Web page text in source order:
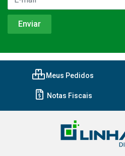
Meus Pedidos
Notas Fiscais